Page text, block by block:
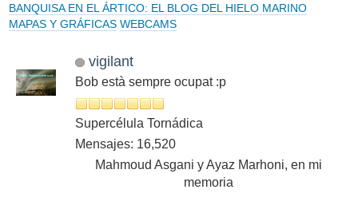
BANQUISA EN EL ÁRTICO: EL BLOG DEL HIELO MARINO
MAPAS Y GRÁFICAS WEBCAMS
vigilant
Bob està sempre ocupat :p
Supercélula Tornádica
Mensajes: 16,520
Mahmoud Asgani y Ayaz Marhoni, en mi
memoria